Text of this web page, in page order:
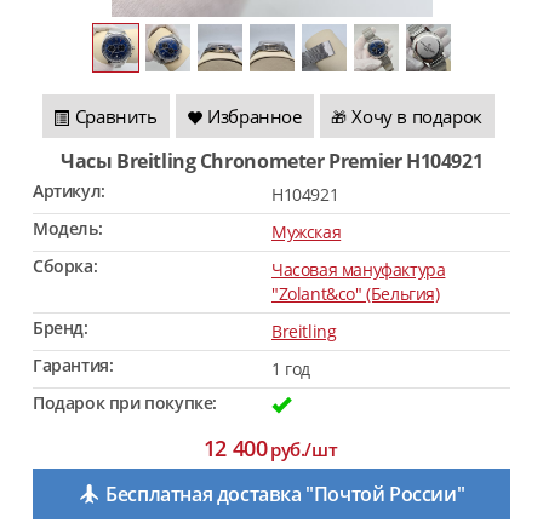
Сравнить Избранное 🎁 Хочу в подарок
Часы Breitling Chronometer Premier H104921
Артикул:
H104921
Модель:
Мужская
Сборка:
Часовая мануфактура
"Zolant&co" (Бельгия)
Бренд:
Breitling
Гарантия:
1 год
Подарок при покупке:
12 400руб./шт
Бесплатная доставка "Почтой России"